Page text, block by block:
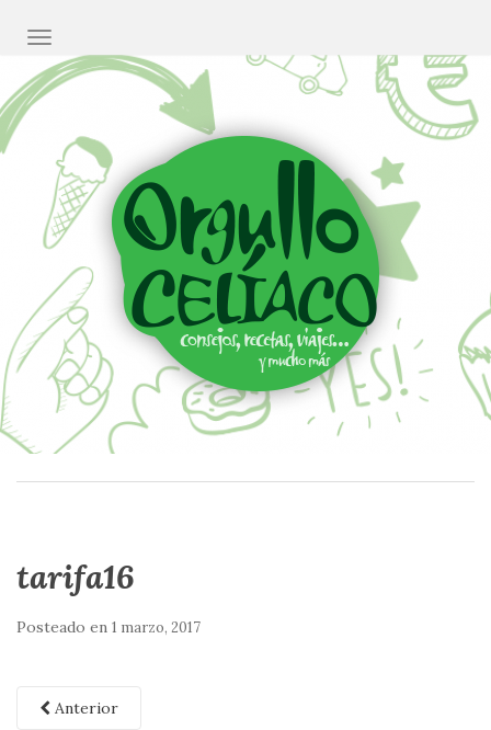
CAMBIAR NAVEGACIÓN
tarifa16
Posteado en 1 marzo, 2017
Anterior